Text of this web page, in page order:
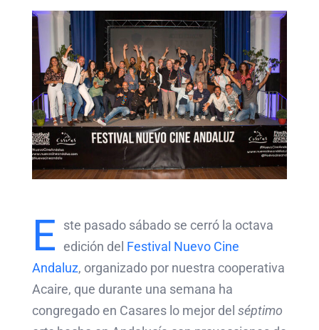
E
ste pasado sábado se cerró la octava
edición del Festival Nuevo Cine
Andaluz, organizado por nuestra cooperativa
Acaire, que durante una semana ha
congregado en Casares lo mejor del séptimo